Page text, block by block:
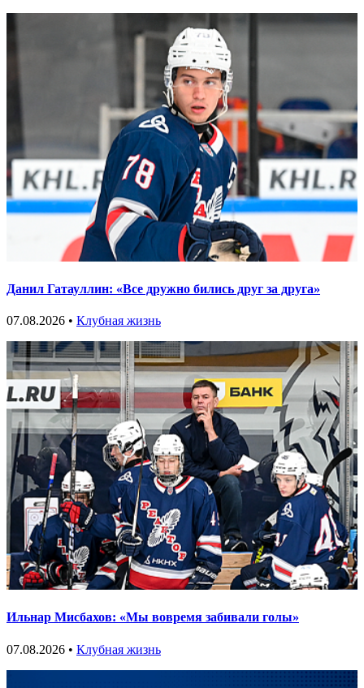
Данил Гатауллин: «Все дружно бились друг за друга»
07.08.2026 • Клубная жизнь
Ильнар Мисбахов: «Мы вовремя забивали голы»
07.08.2026 • Клубная жизнь